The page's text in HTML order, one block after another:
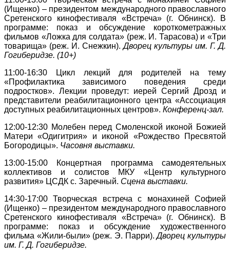
(Ищенко) – президентом международного православного
Сретенского кинофестиваля «Встреча» (г. Обнинск). В
программе: показ и обсуждение короткометражных
фильмов «Ложка для солдата» (реж. И. Тарасова) и «Три
товарища» (реж. И. Снежкин).Дворец культуры им. Г. Д.
Гогиберидзе. (10+)
11:00-16:30 Цикл лекций для родителей на тему
«Профилактика зависимого поведения среди
подростков». Лекции проведут: иерей Сергий Дрозд и
представители реабилитационного центра «Ассоциация
доступных реабилитационных центров». Конференц-зал.
12:00-12:30 Молебен перед Смоленской иконой Божией
Матери «Одигитрия» и иконой «Рождество Пресвятой
Богородицы». Часовня выставки.
13:00-15:00 Концертная программа самодеятельных
коллективов и солистов МКУ «Центр культурного
развития» ЦСДК с. Заречный. Сцена выставки.
14:30-17:00 Творческая встреча с монахиней Софией
(Ищенко) – президентом международного православного
Сретенского кинофестиваля «Встреча» (г. Обнинск). В
программе: показ и обсуждение художественного
фильма «Жили-были» (реж. Э. Парри).Дворец культуры
им. Г. Д. Гогиберидзе.